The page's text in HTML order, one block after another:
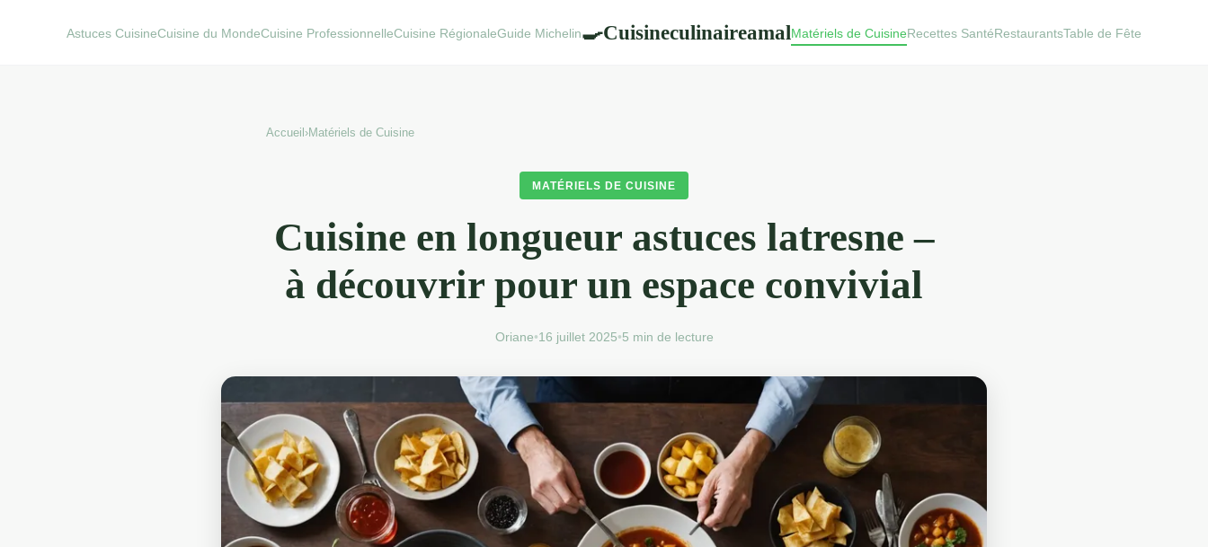
Astuces CuisineCuisine du MondeCuisine ProfessionnelleCuisine RégionaleGuide Michelin🍳CuisineculinaireamalMatériels de CuisineRecettes SantéRestaurantsTable de Fête
Accueil ›Matériels de Cuisine
MATÉRIELS DE CUISINE
Cuisine en longueur astuces latresne –
à découvrir pour un espace convivial
Oriane•16 juillet 2025•5 min de lecture